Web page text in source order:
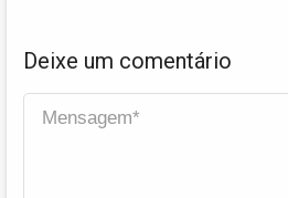
Deixe um comentário